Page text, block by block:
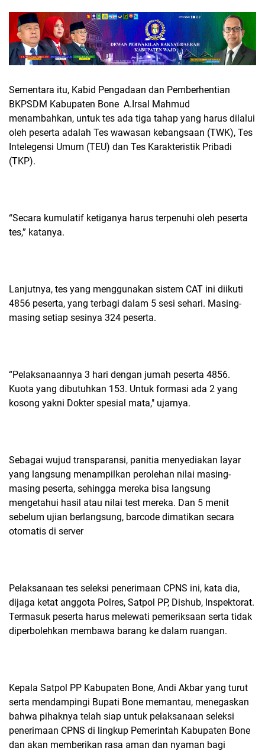
Sementara itu, Kabid Pengadaan dan Pemberhentian
BKPSDM Kabupaten Bone A.Irsal Mahmud
menambahkan, untuk tes ada tiga tahap yang harus dilalui
oleh peserta adalah Tes wawasan kebangsaan (TWK), Tes
Intelegensi Umum (TEU) dan Tes Karakteristik Pribadi
(TKP).
“Secara kumulatif ketiganya harus terpenuhi oleh peserta
tes,” katanya.
Lanjutnya, tes yang menggunakan sistem CAT ini diikuti
4856 peserta, yang terbagi dalam 5 sesi sehari. Masing-
masing setiap sesinya 324 peserta.
“Pelaksanaannya 3 hari dengan jumah peserta 4856.
Kuota yang dibutuhkan 153. Untuk formasi ada 2 yang
kosong yakni Dokter spesial mata," ujarnya.
Sebagai wujud transparansi, panitia menyediakan layar
yang langsung menampilkan perolehan nilai masing-
masing peserta, sehingga mereka bisa langsung
mengetahui hasil atau nilai test mereka. Dan 5 menit
sebelum ujian berlangsung, barcode dimatikan secara
otomatis di server
Pelaksanaan tes seleksi penerimaan CPNS ini, kata dia,
dijaga ketat anggota Polres, Satpol PP, Dishub, Inspektorat.
Termasuk peserta harus melewati pemeriksaan serta tidak
diperbolehkan membawa barang ke dalam ruangan.
Kepala Satpol PP Kabupaten Bone, Andi Akbar yang turut
serta mendampingi Bupati Bone memantau, menegaskan
bahwa pihaknya telah siap untuk pelaksanaan seleksi
penerimaan CPNS di lingkup Pemerintah Kabupaten Bone
dan akan memberikan rasa aman dan nyaman bagi